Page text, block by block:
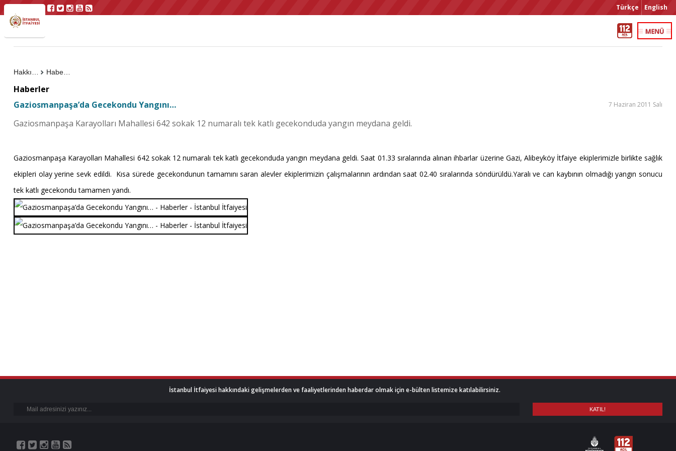
Türkçe English
Haberler
Haberler
Gaziosmanpaşa’da Gecekondu Yangını…
7 Haziran 2011 Salı
Gaziosmanpaşa Karayolları Mahallesi 642 sokak 12 numaralı tek katlı gecekonduda yangın meydana geldi.
Gaziosmanpaşa Karayolları Mahallesi 642 sokak 12 numaralı tek katlı gecekonduda yangın meydana geldi. Saat 01.33 sıralarında alınan ihbarlar üzerine Gazi, Alibeyköy İtfaiye ekiplerimizle birlikte sağlık
ekipleri olay yerine sevk edildi. Kısa sürede gecekondunun tamamını saran alevler ekiplerimizin çalışmalarının ardından saat 02.40 sıralarında söndürüldü.Yaralı ve can kaybının olmadığı yangın sonucu
tek katlı gecekondu tamamen yandı.
İstanbul İtfaiyesi hakkındaki gelişmelerden ve faaliyetlerinden haberdar olmak için e-bülten listemize katılabilirsiniz.